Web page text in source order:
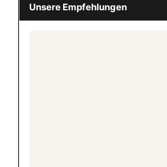
Unsere Empfehlungen